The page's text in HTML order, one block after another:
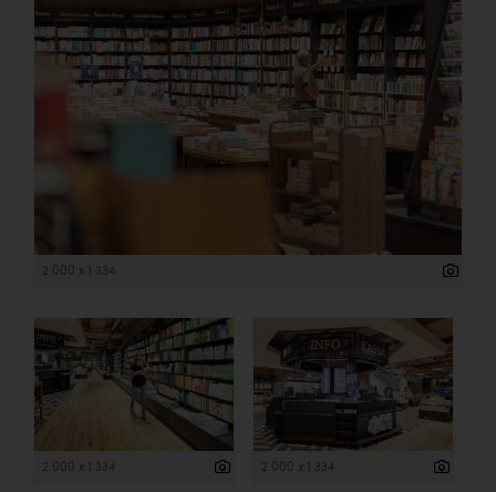
2 000 x 1 334
2 000 x 1 334 2 000 x 1 334